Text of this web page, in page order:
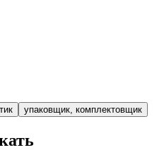
упаковщик, комплектовщик